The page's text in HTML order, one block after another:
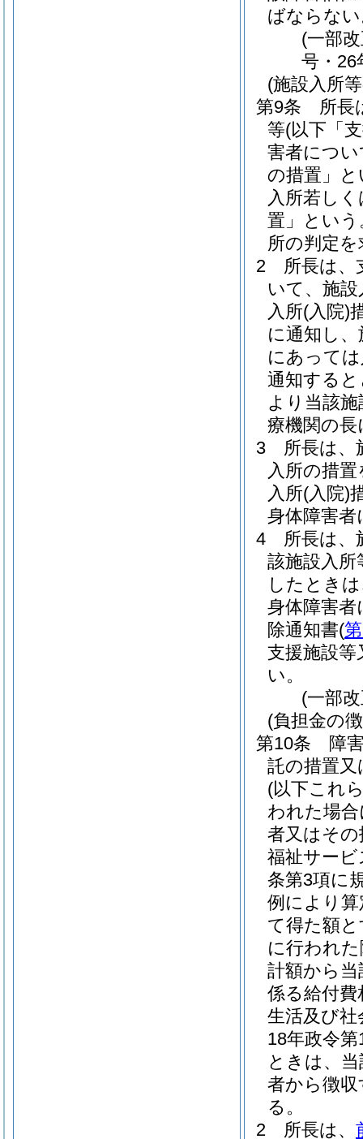
ばならな
(一部
号・26
(施設入所
第9条
所長
等(以下「
害者につ
の措置」
入所若し
置」という
所の判定
2
所長は、
いて、施
入所(入院)
に通知し
にあって
通知する
より当該
療機関の
3
所長は、
入所の措
入所(入院)
身体障害
4
所長は、
該施設入
したとき
身体障害
除通知書(
支援施設
い。
(一部
(負担金の
第10条
障
託の措置
(以下これ
われた場
者又はそ
福祉サー
条第3項に
例により
て得た額
に行われ
計額から
係る給付
生活及び
18年政令第
ときは、
者から徴
る。
2
所長は、